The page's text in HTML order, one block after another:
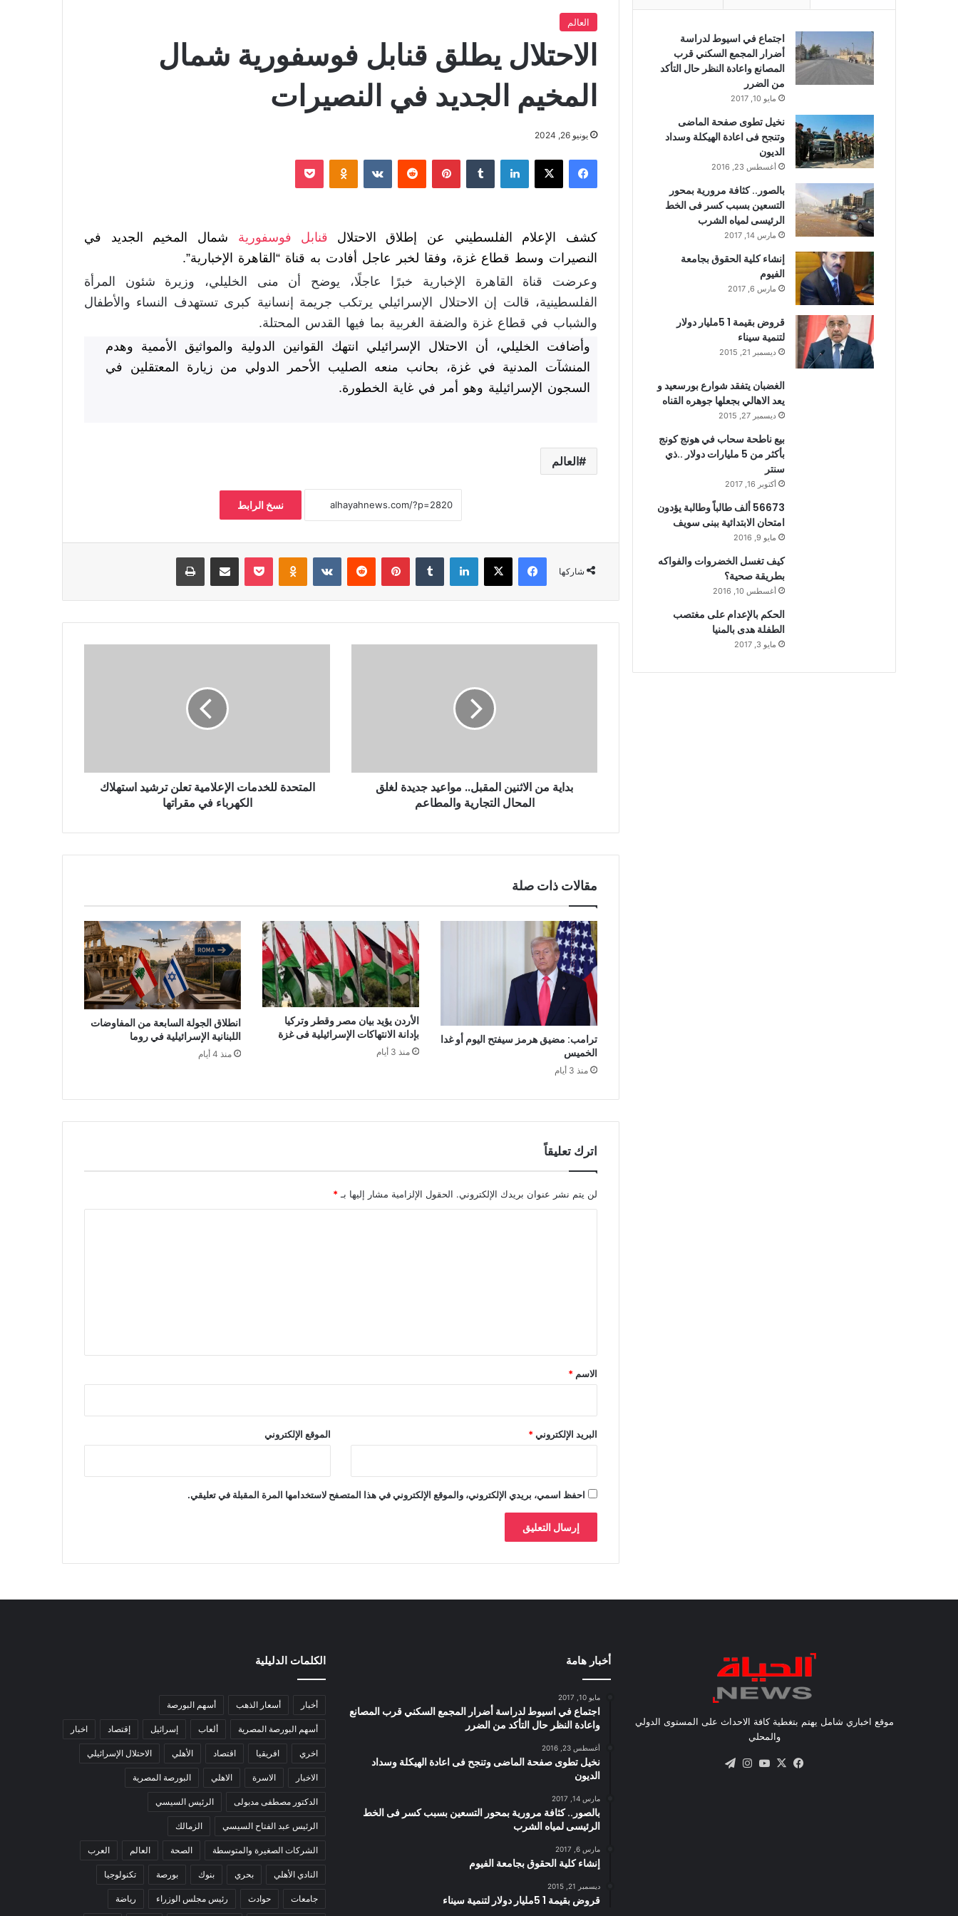
العالم
الاحتلال يطلق قنابل فوسفورية شمال
المخيم الجديد في النصيرات
يونيو 26, 2024
فيسبوك لينكدإن بينتيريست
كشف الإعلام الفلسطيني عن إطلاق الاحتلال قنابل فوسفورية
شمال المخيم الجديد في
النصيرات وسط قطاع غزة، وفقا لخبر عاجل أفادت به قناة “القاهرة الإخبارية”.
وعرضت قناة القاهرة الإخبارية خبرًا عاجلًا، يوضح أن منى الخليلي، وزيرة شئون المرأة
الفلسطينية، قالت إن الاحتلال الإسرائيلي يرتكب جريمة إنسانية كبرى تستهدف النساء والأطفال
والشباب في قطاع غزة والضفة الغربية بما فيها القدس المحتلة.
وأضافت الخليلي، أن الاحتلال الإسرائيلي انتهك القوانين الدولية والمواثيق الأممية وهدم
المنشآت المدنية في غزة، بحانب منعه الصليب الأحمر الدولي من زيارة المعتقلين في
السجون الإسرائيلية وهو أمر في غاية الخطورة.
العالم
نسخ الرابط
شاركها
فيسبوك لينكدإن بينتيريست بوكيت
بداية من الاثنين المقبل.. مواعيد جديدة لغلق
المحال التجارية والمطاعم
المتحدة للخدمات الإعلامية تعلن ترشيد استهلاك
الكهرباء في مقراتها
مقالات ذات صلة
ترامب: مضيق هرمز سيفتح اليوم أو غدا
الخميس
منذ 3 أيام
الأردن يؤيد بيان مصر وقطر وتركيا
بإدانة الانتهاكات الإسرائيلية فى غزة
منذ 3 أيام
انطلاق الجولة السابعة من المفاوضات
اللبنانية الإسرائيلية في روما
منذ 4 أيام
اترك تعليقاً
لن يتم نشر عنوان بريدك الإلكتروني. الحقول الإلزامية مشار إليها بـ *
*
الاسم *
البريد الإلكتروني* الموقع الإلكتروني
احفظ اسمي، بريدي الإلكتروني، والموقع الإلكتروني في هذا المتصفح لاستخدامها المرة المقبلة في تعليقي.
اجتماع في اسيوط لدراسة
أضرار المجمع السكني قرب
المصانع واعادة النظر حال التأكد
من الضرر
مايو 10, 2017
نخيل تطوى صفحة الماضى
وتنجح فى اعادة الهيكلة وسداد
الديون
أغسطس 23, 2016
بالصور.. كثافة مرورية بمحور
التسعين بسبب كسر فى الخط
الرئيسى لمياه الشرب
مارس 14, 2017
إنشاء كلية الحقوق بجامعة
الفيوم
مارس 6, 2017
قروض بقيمة 1 5مليار دولار
لتنمية سيناء
ديسمبر 21, 2015
الغضبان يتفقد شوارع بورسعيد و
يعد الاهالي بجعلها جوهره القناه
ديسمبر 27, 2015
بيع ناطحة سحاب في هونج كونج
بأكثر من 5 مليارات دولار ..ذي
سنتر
أكتوبر 16, 2017
56673 ألف طالباً وطالبة يؤدون
امتحان الابتدائية ببنى سويف
مايو 9, 2016
كيف تغسل الخضروات والفواكه
بطريقة صحية؟
أغسطس 10, 2016
الحكم بالإعدام على مغتصب
الطفلة هدى بالمنيا
مايو 3, 2017
موقع اخباري شامل يهتم بتغطية كافة الاحداث على المستوى الدولي
والمحلي
فيسبوك
X يوتيوبانستقرام
أخبار هامة
مايو 10, 2017
اجتماع في اسيوط لدراسة أضرار المجمع السكني قرب المصانع
واعادة النظر حال التأكد من الضرر
أغسطس 23, 2016
نخيل تطوى صفحة الماضى وتنجح فى اعادة الهيكلة وسداد
الديون
مارس 14, 2017
بالصور.. كثافة مرورية بمحور التسعين بسبب كسر فى الخط
الرئيسى لمياه الشرب
مارس 6, 2017
إنشاء كلية الحقوق بجامعة الفيوم
ديسمبر 21, 2015
قروض بقيمة 1 5مليار دولار لتنمية سيناء
الكلمات الدليلية
أخبار أسعار الذهب أسهم البورصة
أسهم البورصة المصرية ألعاب إسرائيل إقتصاد اخبار
اخري افريقيا اقتصاد الأهلي الاحتلال الإسرائيلي
الاخبار الاسرة الاهلي البورصة المصرية
الدكتور مصطفى مدبولى الرئيس السيسي
الرئيس عبد الفتاح السيسي الزمالك
الشركات الصغيرة والمتوسطة الصحة العالم العرب
النادي الأهلي بحري بنوك بورصة تكنولوجيا
جامعات حوادث رئيس مجلس الوزراء رياضة